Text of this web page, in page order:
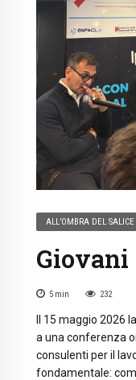
ALL’OMBRA DEL SALICE
Giovani
5 min 232
Il 15 maggio 2026
a una conferenza
consulenti per il
fondamentale: